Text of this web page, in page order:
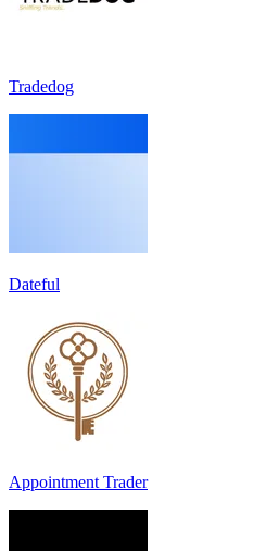
Tradedog
Dateful
Appointment Trader